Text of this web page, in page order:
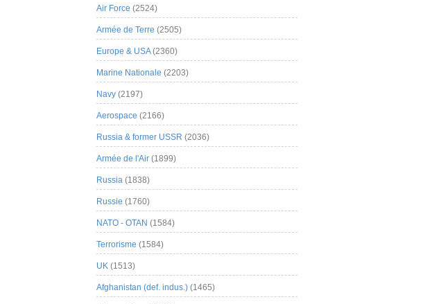
Air Force (2524)
Armée de Terre (2505)
Europe & USA(2360)
Marine Nationale (2203)
Navy (2197)
Aerospace (2166)
Russia & former USSR (2036)
Armée de l'Air (1899)
Russia (1838)
Russie (1760)
NATO - OTAN (1584)
Terrorisme (1584)
UK (1513)
Afghanistan (def. indus.) (1465)